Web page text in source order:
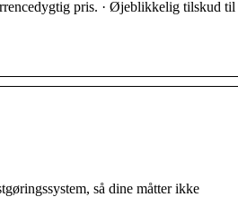
pris. · Øjeblikkelig tilskud til
så dine måtter ikke